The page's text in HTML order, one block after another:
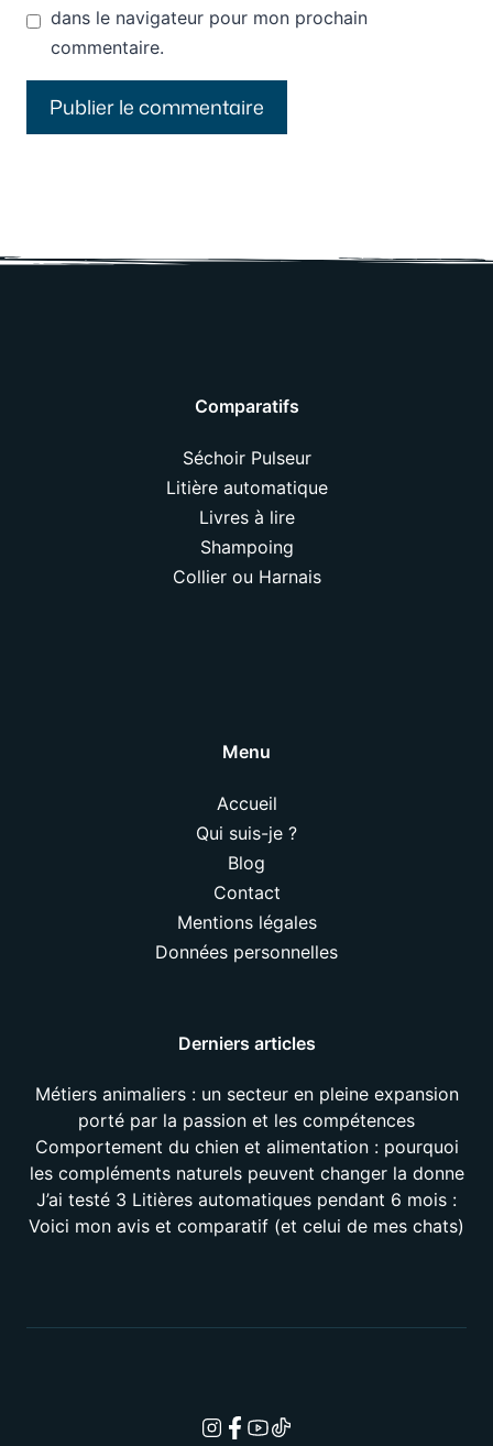
dans le navigateur pour mon prochain
commentaire.
Comparatifs
Séchoir Pulseur
Litière automatique
Livres à lire
Shampoing
Collier ou Harnais
Menu
Accueil
Qui suis-je ?
Blog
Contact
Mentions légales
Données personnelles
Derniers articles
Métiers animaliers : un secteur en pleine expansion
porté par la passion et les compétences
Comportement du chien et alimentation : pourquoi
les compléments naturels peuvent changer la donne
J’ai testé 3 Litières automatiques pendant 6 mois :
Voici mon avis et comparatif (et celui de mes chats)